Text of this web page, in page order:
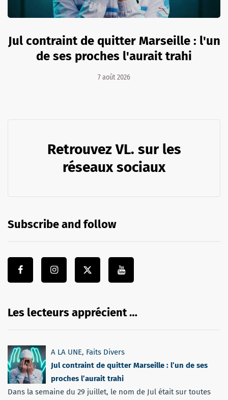
Jul contraint de quitter Marseille : l'un
de ses proches l'aurait trahi
7 août 2026
Retrouvez VL. sur les
réseaux sociaux
Subscribe and follow
Les lecteurs apprécient …
A LA UNE, Faits Divers
Jul contraint de quitter Marseille : l’un de ses
proches l’aurait trahi
Dans la semaine du 29 juillet, le nom de Jul était sur toutes